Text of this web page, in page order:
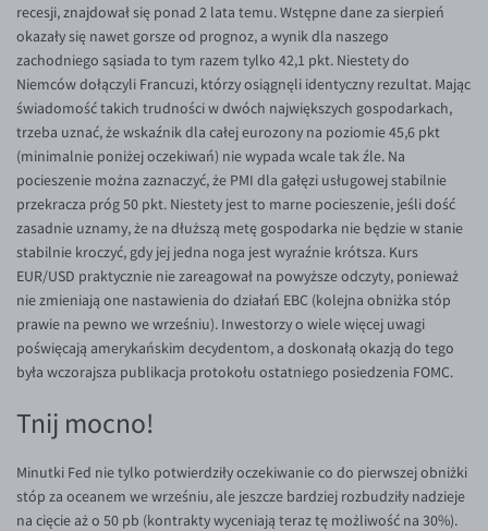
NZD/PLN
RON/PLN
SGD/PLN
TRY/PLN
ZAR/PLN
EUR/USD
EUR/GBP
EUR/CHF
EUR/CZK
EUR/DKK
EUR/NOK
EUR/BGN
EUR/CAD
Słowniczek
recesji, znajdował się ponad 2 lata temu. Wstępne dane za sierpień
okazały się nawet gorsze od prognoz, a wynik dla naszego
zachodniego sąsiada to tym razem tylko 42,1 pkt. Niestety do
Niemców dołączyli Francuzi, którzy osiągnęli identyczny rezultat. Mając
świadomość takich trudności w dwóch największych gospodarkach,
trzeba uznać, że wskaźnik dla całej eurozony na poziomie 45,6 pkt
(minimalnie poniżej oczekiwań) nie wypada wcale tak źle. Na
pocieszenie można zaznaczyć, że PMI dla gałęzi usługowej stabilnie
przekracza próg 50 pkt. Niestety jest to marne pocieszenie, jeśli dość
zasadnie uznamy, że na dłuższą metę gospodarka nie będzie w stanie
stabilnie kroczyć, gdy jej jedna noga jest wyraźnie krótsza. Kurs
EUR/USD praktycznie nie zareagował na powyższe odczyty, ponieważ
nie zmieniają one nastawienia do działań EBC (kolejna obniżka stóp
prawie na pewno we wrześniu). Inwestorzy o wiele więcej uwagi
poświęcają amerykańskim decydentom, a doskonałą okazją do tego
była wczorajsza publikacja protokołu ostatniego posiedzenia FOMC.
Tnij mocno!
Minutki Fed nie tylko potwierdziły oczekiwanie co do pierwszej obniżki
stóp za oceanem we wrześniu, ale jeszcze bardziej rozbudziły nadzieje
na cięcie aż o 50 pb (kontrakty wyceniają teraz tę możliwość na 30%).